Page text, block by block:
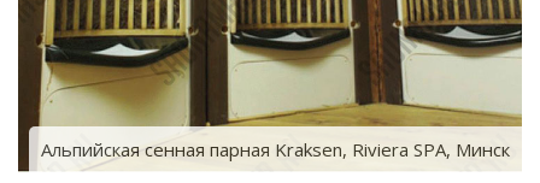
Альпийская сенная парная Kraksen, Riviera SPA, Минск